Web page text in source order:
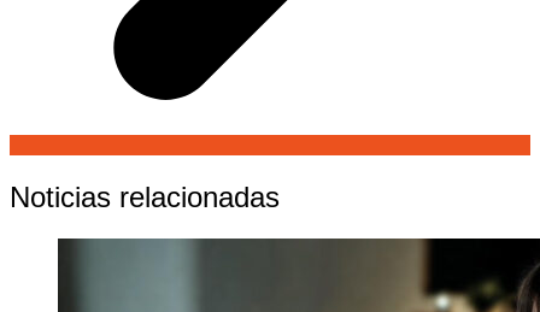
Noticias relacionadas